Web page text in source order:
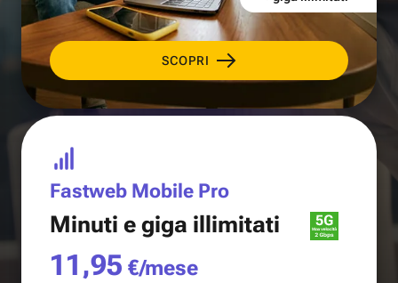
SCOPRI
Fastweb Mobile Pro
Minuti e giga illimitati
11,95 €/mese